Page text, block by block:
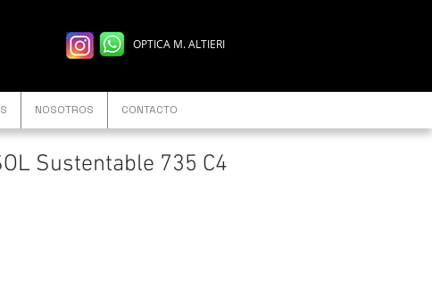
OPTICA M. ALTIERI
NOSOTROS CONTACTO
Sustentable 735 C4